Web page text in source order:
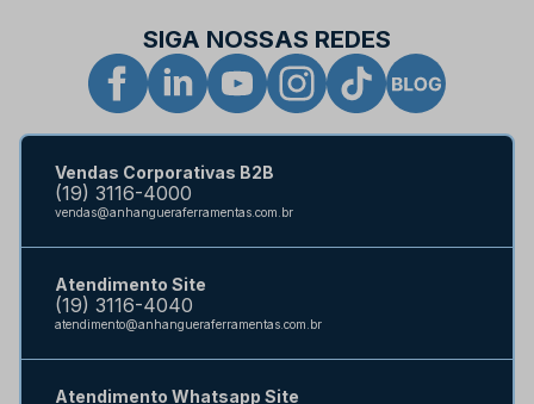
SIGA NOSSAS REDES
Vendas Corporativas B2B
(19) 3116-4000
vendas@anhangueraferramentas.com.br
Atendimento Site
(19) 3116-4040
atendimento@anhangueraferramentas.com.br
Atendimento Whatsapp Site